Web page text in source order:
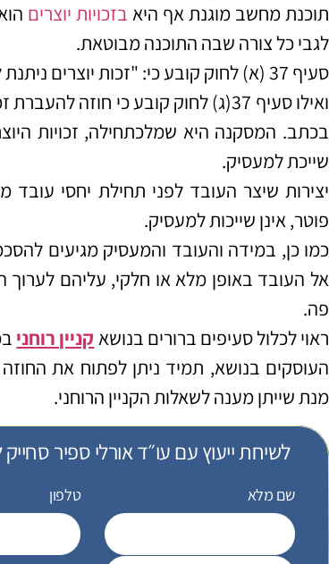
תוכנת מחשב מוגנת אף היא בזכויות יוצרים
לגבי כל צורה שבה התוכנה מבוטאת.
סעיף 37 (א) לחוק קובע כי: "זכות יוצרים ניתנת להעברה בחוזה או על פי דין…".
ואילו סעיף 37(ג) לחוק קובע כי חוזה
בכתב. המסקנה היא שמלכתחילה, זכויות
שייכת למעסיק.
יצירות שיצר העובד לפני תחילת יחסי
פוטר, אינן שייכות למעסיק.
כמו כן, במידה והעובד והמעסיק מגיעים
אל העובד באופן מלא או חלקי, עליהם
פה.
ראוי לכלול סעיפים ברורים בנושאקניין רוחני
העוסקים בנושא, תמיד ניתן לפתוח את
מנת שייתן מענה לשאלות הקניין הרוחני.
לשיחת ייעוץ עם עו״ד אורלי ספיר סחייק לקניין
שם מלא טלפון